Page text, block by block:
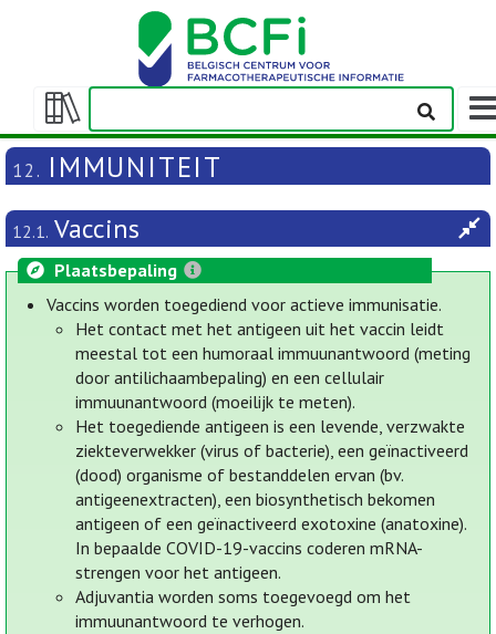
Weergeven/verbergen
inhoudstafel
12. IMMUNITEIT
12.1. Vaccins
Plaatsbepaling
Vaccins worden toegediend voor actieve immunisatie.
Het contact met het antigeen uit het vaccin leidt
meestal tot een humoraal immuunantwoord (meting
door antilichaambepaling) en een cellulair
immuunantwoord (moeilijk te meten).
Het toegediende antigeen is een levende, verzwakte
ziekteverwekker (virus of bacterie), een geïnactiveerd
(dood) organisme of bestanddelen ervan (bv.
antigeenextracten), een biosynthetisch bekomen
antigeen of een geïnactiveerd exotoxine (anatoxine).
In bepaalde COVID-19-vaccins coderen mRNA-
strengen voor het antigeen.
Adjuvantia worden soms toegevoegd om het
immuunantwoord te verhogen.